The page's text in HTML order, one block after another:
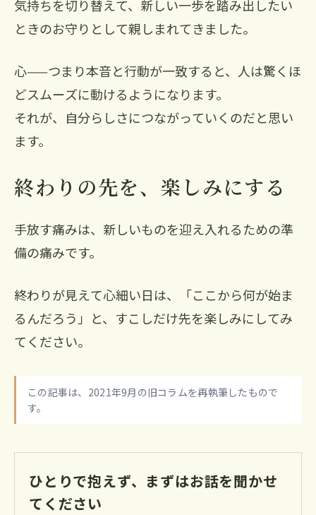
気持ちを切り替えて、新しい一歩を踏み出したい
ときのお守りとして親しまれてきました。
心——つまり本音と行動が一致すると、人は驚くほ
どスムーズに動けるようになります。
それが、自分らしさにつながっていくのだと思い
ます。
終わりの先を、楽しみにする
手放す痛みは、新しいものを迎え入れるための準
備の痛みです。
終わりが見えて心細い日は、「ここから何が始ま
るんだろう」と、すこしだけ先を楽しみにしてみ
てください。
この記事は、2021年9月の旧コラムを再執筆したもので
す。
ひとりで抱えず、まずはお話を聞かせ
てください